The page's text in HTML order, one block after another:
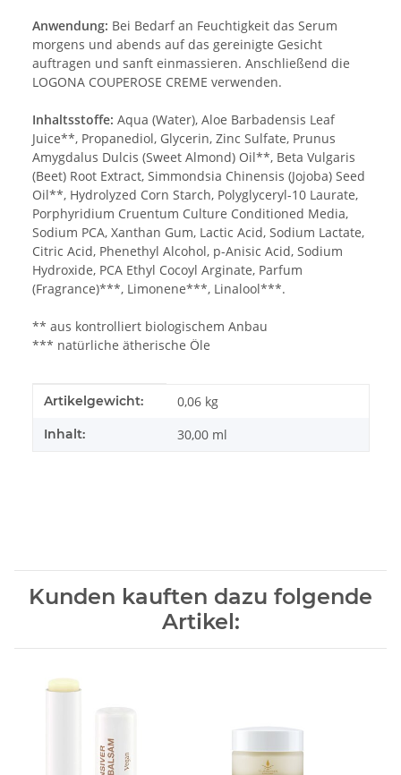
Anwendung: Bei Bedarf an Feuchtigkeit das Serum
morgens und abends auf das gereinigte Gesicht
auftragen und sanft einmassieren. Anschließend die
LOGONA COUPEROSE CREME verwenden.
Inhaltsstoffe: Aqua (Water), Aloe Barbadensis Leaf
Juice**, Propanediol, Glycerin, Zinc Sulfate, Prunus
Amygdalus Dulcis (Sweet Almond) Oil**, Beta Vulgaris
(Beet) Root Extract, Simmondsia Chinensis (Jojoba) Seed
Oil**, Hydrolyzed Corn Starch, Polyglyceryl-10 Laurate,
Porphyridium Cruentum Culture Conditioned Media,
Sodium PCA, Xanthan Gum, Lactic Acid, Sodium Lactate,
Citric Acid, Phenethyl Alcohol, p-Anisic Acid, Sodium
Hydroxide, PCA Ethyl Cocoyl Arginate, Parfum
(Fragrance)***, Limonene***, Linalool***.
** aus kontrolliert biologischem Anbau
*** natürliche ätherische Öle
Produkteigenschaft
Wert
Artikelgewicht: 0,06 kg
Inhalt: 30,00 ml
Kunden kauften dazu folgende
Artikel: